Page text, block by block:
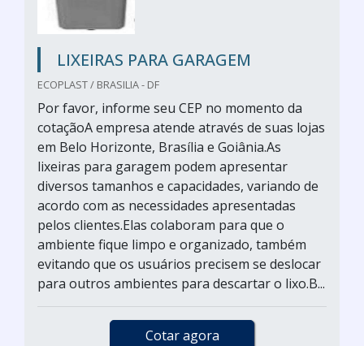
LIXEIRAS PARA GARAGEM
ECOPLAST / BRASILIA - DF
Por favor, informe seu CEP no momento da
cotaçãoA empresa atende através de suas lojas
em Belo Horizonte, Brasília e Goiânia.As
lixeiras para garagem podem apresentar
diversos tamanhos e capacidades, variando de
acordo com as necessidades apresentadas
pelos clientes.Elas colaboram para que o
ambiente fique limpo e organizado, também
evitando que os usuários precisem se deslocar
para outros ambientes para descartar o lixo.B...
Cotar agora